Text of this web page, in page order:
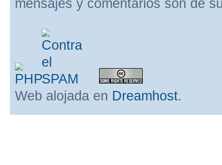
mensajes y comentarios son de
Web alojada en Dreamhost.